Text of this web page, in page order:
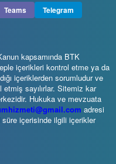
Teams
Telegram
kapsamında BTK
içerikleri kontrol etme ya da
içeriklerden sorumludur ve
sayılırlar. Sitemiz kar
Hukuka ve mevzuata
adresi
içerisinde ilgili içerikler